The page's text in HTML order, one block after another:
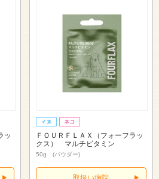
ッ
ＦＯＵＲＦＬＡＸ（フォーフラッ
クス） マルチビタミン
50g (パウダー)